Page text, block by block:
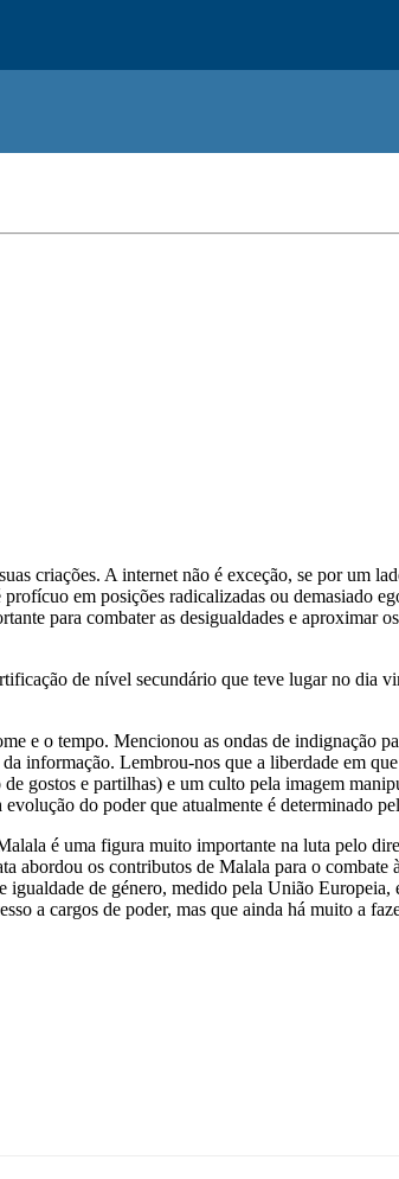
criações. A internet não é exceção, se por um
em posições radicalizadas ou demasiado
para combater as desigualdades e aproximar
de nível secundário que teve lugar no dia
e o tempo. Mencionou as ondas de indignação
Lembrou-nos que a liberdade em
gostos e partilhas) e um culto pela imagem
do poder que atualmente é determinado
é uma figura muito importante na luta pelo
os contributos de Malala para o combate
de género, medido pela União
a cargos de poder, mas que ainda há muito a